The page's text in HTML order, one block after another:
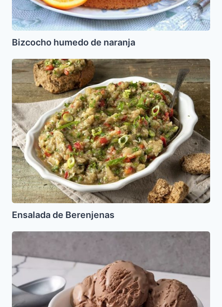
Bizcocho humedo de naranja
Ensalada
de
Berenjenas
Ensalada de Berenjenas
Helado
Chocolate
Parve